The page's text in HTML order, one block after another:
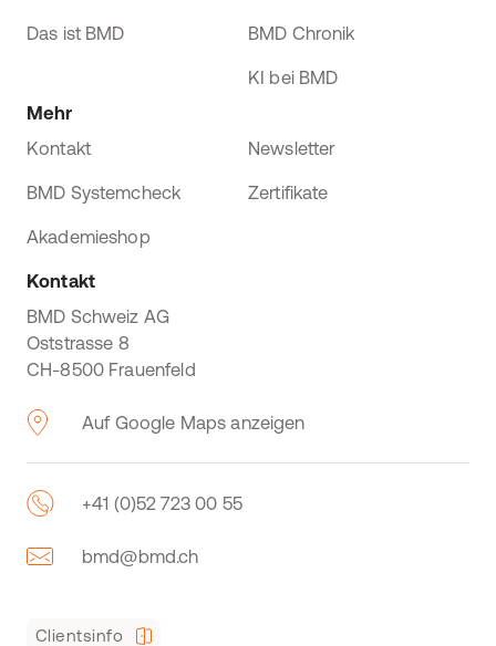
Das ist BMD BMD Chronik
KI bei BMD
Mehr
Kontakt
Newsletter
BMD Systemcheck Zertifikate
Akademieshop
Kontakt
BMD Schweiz AG
Oststrasse 8
CH-8500 Frauenfeld
Auf Google Maps anzeigen
+41 (0)52 723 00 55
bmd@bmd.ch
Clientsinfo